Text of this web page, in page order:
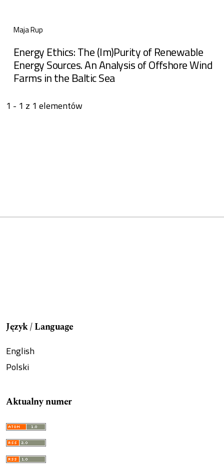
Maja Rup
Energy Ethics: The (Im)Purity of Renewable
Energy Sources. An Analysis of Offshore Wind
Farms in the Baltic Sea
1 - 1 z 1 elementów
Język / Language
English
Polski
Aktualny numer